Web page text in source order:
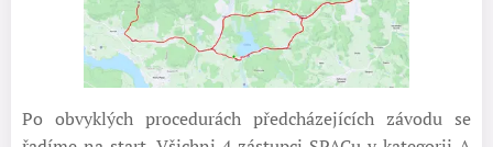
Po obvyklých procedurách předcházejících závodu se